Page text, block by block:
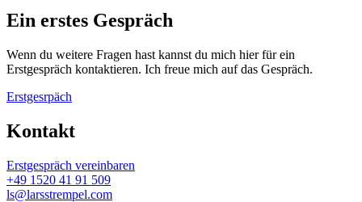
Ein erstes Gespräch
Wenn du weitere Fragen hast kannst du mich hier für ein
Erstgespräch kontaktieren. Ich freue mich auf das Gespräch.
Erstgesrpäch
Kontakt
Erstgespräch vereinbaren
+49 1520 41 91 509
ls@larsstrempel.com